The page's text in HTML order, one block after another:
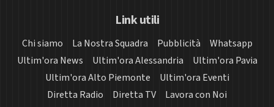
Link utili
Chi siamo La Nostra Squadra Pubblicità
Whatsapp
Ultim'ora News
Ultim'ora Alessandria
Ultim'ora Pavia
Ultim'ora Alto Piemonte
Ultim'ora Eventi
Diretta Radio
Diretta TV Lavora con Noi